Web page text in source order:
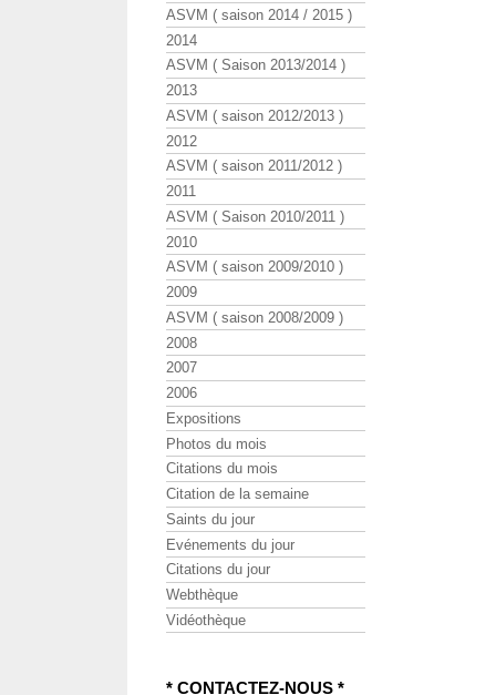
ASVM ( saison 2014 / 2015 )
2014
ASVM ( Saison 2013/2014 )
2013
ASVM ( saison 2012/2013 )
2012
ASVM ( saison 2011/2012 )
2011
ASVM ( Saison 2010/2011 )
2010
ASVM ( saison 2009/2010 )
2009
ASVM ( saison 2008/2009 )
2008
2007
2006
Expositions
Photos du mois
Citations du mois
Citation de la semaine
Saints du jour
Evénements du jour
Citations du jour
Webthèque
Vidéothèque
* CONTACTEZ-NOUS *